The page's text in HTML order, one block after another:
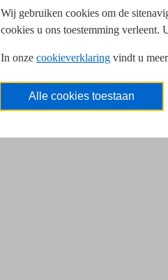
Wij gebruiken cookies om de
cookies u ons toestemming
In onze cookieverklaring vindt u
Alle cookies toestaan